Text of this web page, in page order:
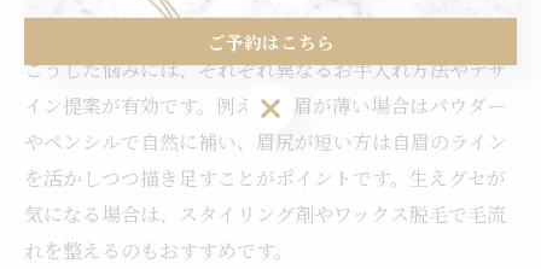
になる」といった具体的なポイントを整理しましょう。
こうした悩みには、それぞれ異なるお手入れ方法やデザ
イン提案が有効です。例えば、眉が薄い場合はパウダー
やペンシルで自然に補い、眉尻が短い方は自眉のライン
を活かしつつ描き足すことがポイントです。生えグセが
気になる場合は、スタイリング剤やワックス脱毛で毛流
れを整えるのもおすすめです。
ご予約はこちら
ご予約はこちら